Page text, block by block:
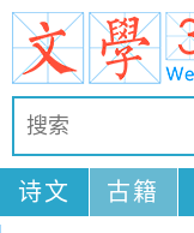
诗文 古籍